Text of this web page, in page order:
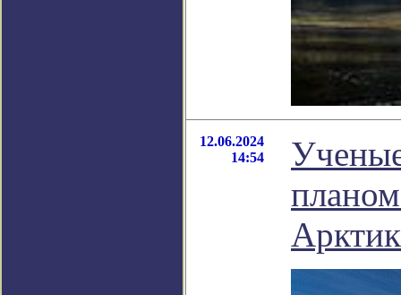
12.06.2024
14:54